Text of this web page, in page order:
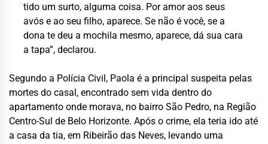
tido um surto, alguma coisa. Por amor aos seus
avós e ao seu filho, aparece. Se não é você, se a
dona te deu a mochila mesmo, aparece, dá sua cara
a tapa”, declarou.
Segundo a Polícia Civil, Paola é a principal suspeita pelas
mortes do casal, encontrado sem vida dentro do
apartamento onde morava, no bairro São Pedro, na Região
Centro-Sul de Belo Horizonte. Após o crime, ela teria ido até
a casa da tia, em Ribeirão das Neves, levando uma